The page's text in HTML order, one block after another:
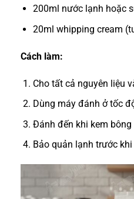
200ml nước lạnh hoặc
20ml whipping cream
Cách làm:
Cho tất cả nguyên liệu
Dùng máy đánh ở tốc
Đánh đến khi kem
Bảo quản lạnh trước